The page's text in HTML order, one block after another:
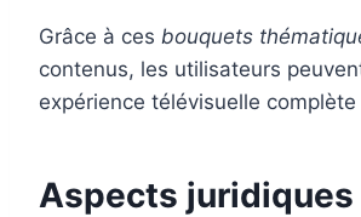
Grâce à ces bouquets
contenus, les utilisateurs
expérience télévisuelle
Aspects juridiques